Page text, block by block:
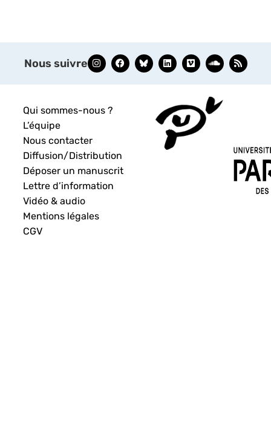
Nous suivre
Qui sommes-nous ?
L’équipe
Nous contacter
Diffusion/Distribution
Déposer un manuscrit
Lettre d’information
Vidéo & audio
Mentions légales
CGV